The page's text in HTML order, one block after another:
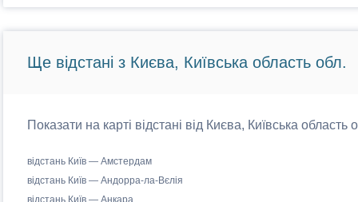
Ще відстані з Києва, Київська область обл.
Показати на карті відстані від Києва, Київська
відстань Київ — Амстердам
відстань Київ — Андорра-ла-Вєлія
відстань Київ — Анкара